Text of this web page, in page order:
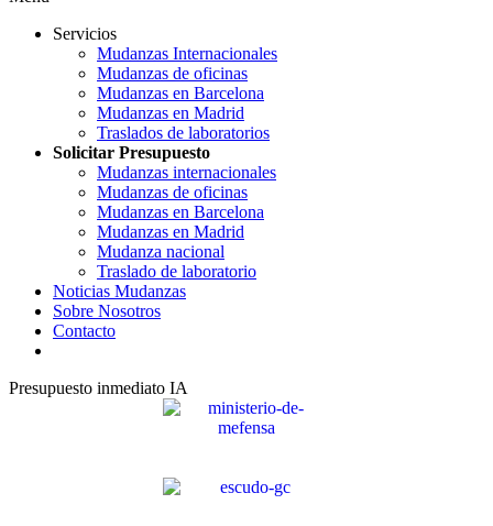
Servicios
Mudanzas Internacionales
Mudanzas de oficinas
Mudanzas en Barcelona
Mudanzas en Madrid
Traslados de laboratorios
Solicitar Presupuesto
Mudanzas internacionales
Mudanzas de oficinas
Mudanzas en Barcelona
Mudanzas en Madrid
Mudanza nacional
Traslado de laboratorio
Noticias Mudanzas
Sobre Nosotros
Contacto
Presupuesto inmediato IA